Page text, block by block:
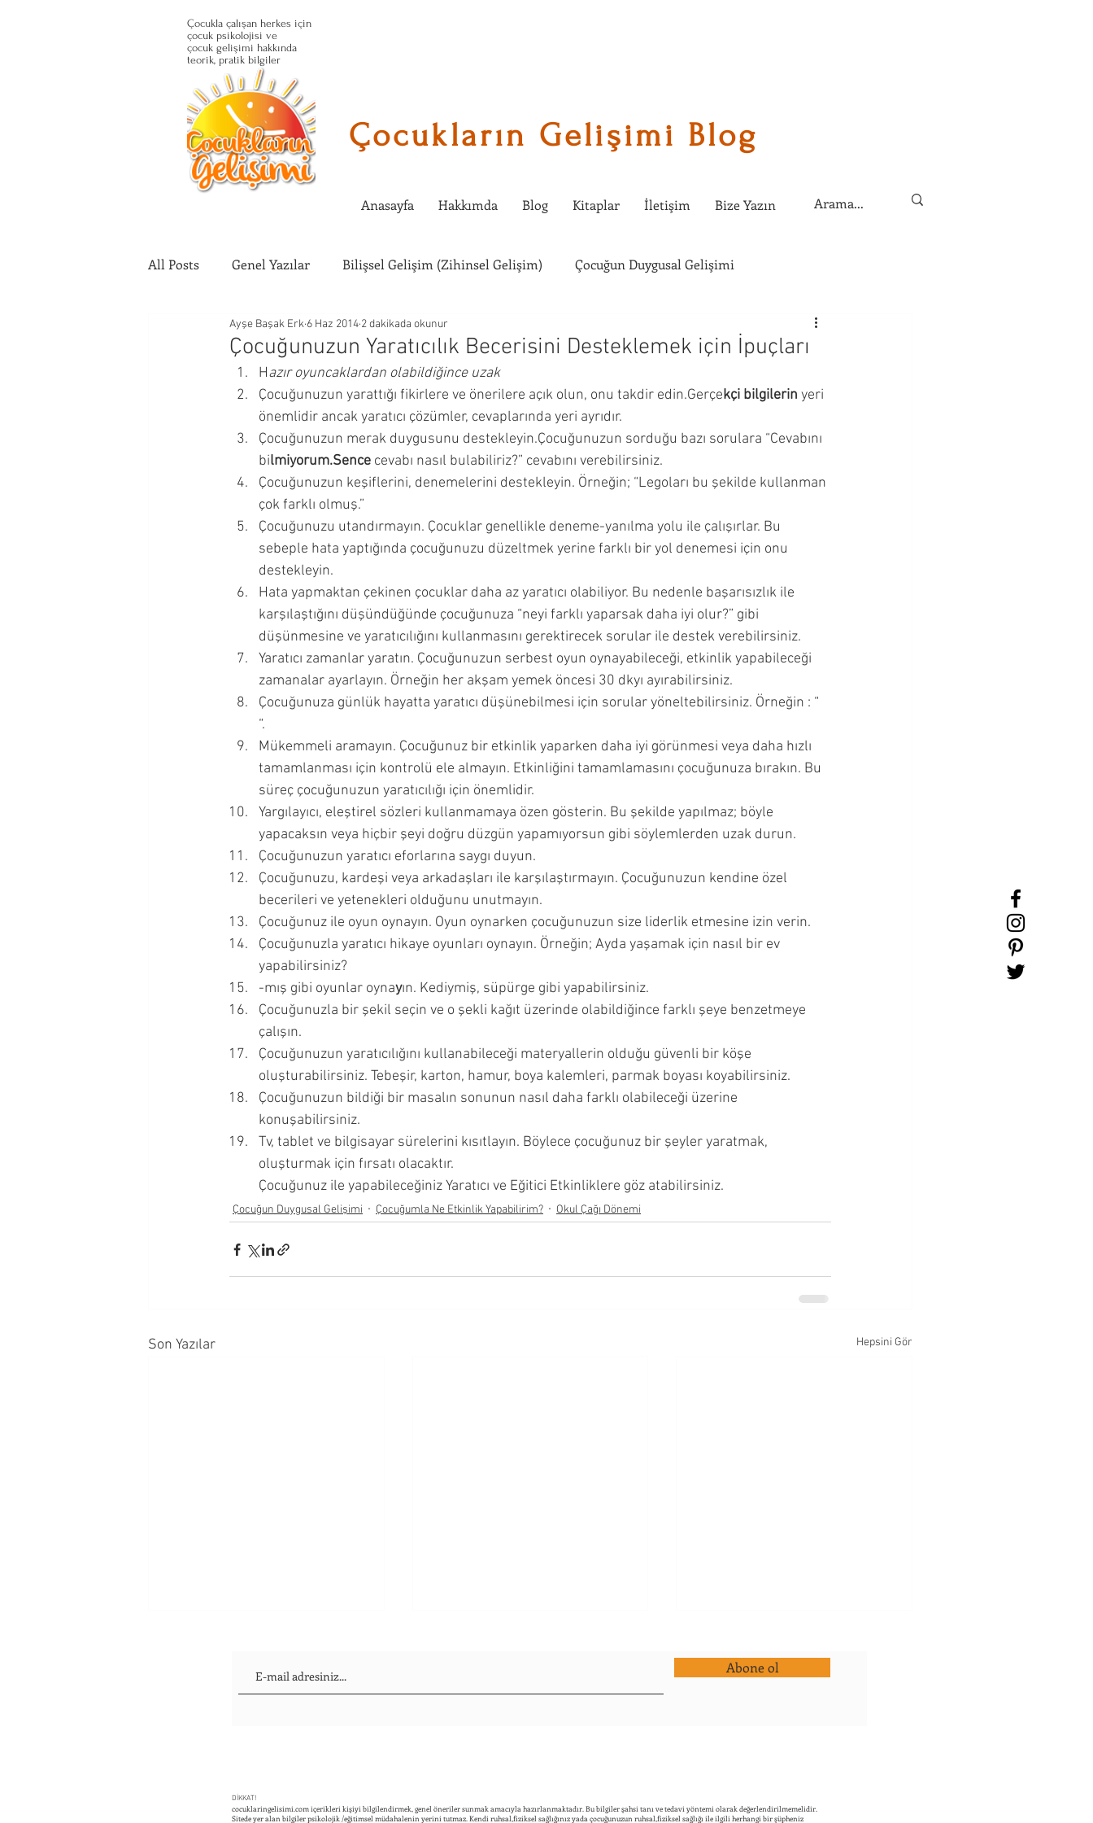
Çocukla çalışan herkes için
çocuk psikolojisi ve
çocuk gelişimi hakkında
teorik, pratik bilgiler
Çocukların Gelişimi Blog
Anasayfa Hakkımda Blog Kitaplar İletişim Bize Yazın
All Posts Genel Yazılar Bilişsel Gelişim (Zihinsel Gelişim) Çocuğun Duygusal Gelişimi
Çocuğun Fiziksel Gelişimi Çocuklarda Sosyal Gelişim Çocuğumla Ne Etkinlik Yapabilirim?
Okul Çağı Dönemi Okul Öncesi Dönemi Çocuğumla Nasıl Oyun Oynayabilirim? Bebeklik Dönemi
Çocuğumla İletişim Kurmak Çocuğuma Nasıl Davranmalıyım? Okuyucu Soruları ve Cevapları
Ergenlik Dönemi
Çocuğunuzun Yaratıcılık Becerisini Desteklemek için İpuçları
Ayşe Başak Erk 6 Haz 2014 2 dakikada okunur
Hazır oyuncaklardan olabildiğince uzak
Çocuğunuzun yarattığı fikirlere ve önerilere açık olun, onu takdir edin.Gerçekçi bilgilerin yeri
önemlidir ancak yaratıcı çözümler, cevaplarında yeri ayrıdır.
Çocuğunuzun merak duygusunu destekleyin.Çocuğunuzun sorduğu bazı sorulara “Cevabını
bilmiyorum.Sence cevabı nasıl bulabiliriz?” cevabını verebilirsiniz.
Çocuğunuzun keşiflerini, denemelerini destekleyin. Örneğin; “Legoları bu şekilde kullanman
çok farklı olmuş.”
Çocuğunuzu utandırmayın. Çocuklar genellikle deneme-yanılma yolu ile çalışırlar. Bu
sebeple hata yaptığında çocuğunuzu düzeltmek yerine farklı bir yol denemesi için onu
destekleyin.
Hata yapmaktan çekinen çocuklar daha az yaratıcı olabiliyor. Bu nedenle başarısızlık ile
karşılaştığını düşündüğünde çocuğunuza “neyi farklı yaparsak daha iyi olur?” gibi
düşünmesine ve yaratıcılığını kullanmasını gerektirecek sorular ile destek verebilirsiniz.
Yaratıcı zamanlar yaratın. Çocuğunuzun serbest oyun oynayabileceği, etkinlik yapabileceği
zamanalar ayarlayın. Örneğin her akşam yemek öncesi 30 dkyı ayırabilirsiniz.
Çocuğunuza günlük hayatta yaratıcı düşünebilmesi için sorular yöneltebilirsiniz. Örneğin : “
“.
Mükemmeli aramayın. Çocuğunuz bir etkinlik yaparken daha iyi görünmesi veya daha hızlı
tamamlanması için kontrolü ele almayın. Etkinliğini tamamlamasını çocuğunuza bırakın. Bu
süreç çocuğunuzun yaratıcılığı için önemlidir.
Yargılayıcı, eleştirel sözleri kullanmamaya özen gösterin. Bu şekilde yapılmaz; böyle
yapacaksın veya hiçbir şeyi doğru düzgün yapamıyorsun gibi söylemlerden uzak durun.
Çocuğunuzun yaratıcı eforlarına saygı duyun.
Çocuğunuzu, kardeşi veya arkadaşları ile karşılaştırmayın. Çocuğunuzun kendine özel
becerileri ve yetenekleri olduğunu unutmayın.
Çocuğunuz ile oyun oynayın. Oyun oynarken çocuğunuzun size liderlik etmesine izin verin.
Çocuğunuzla yaratıcı hikaye oyunları oynayın. Örneğin; Ayda yaşamak için nasıl bir ev
yapabilirsiniz?
-mış gibi oyunlar oynayın. Kediymiş, süpürge gibi yapabilirsiniz.
Çocuğunuzla bir şekil seçin ve o şekli kağıt üzerinde olabildiğince farklı şeye benzetmeye
çalışın.
Çocuğunuzun yaratıcılığını kullanabileceği materyallerin olduğu güvenli bir köşe
oluşturabilirsiniz. Tebeşir, karton, hamur, boya kalemleri, parmak boyası koyabilirsiniz.
Çocuğunuzun bildiği bir masalın sonunun nasıl daha farklı olabileceği üzerine
konuşabilirsiniz.
Tv, tablet ve bilgisayar sürelerini kısıtlayın. Böylece çocuğunuz bir şeyler yaratmak,
oluşturmak için fırsatı olacaktır.
Çocuğunuz ile yapabileceğiniz Yaratıcı ve Eğitici Etkinliklere göz atabilirsiniz.
Çocuğun Duygusal Gelişimi Çocuğumla Ne Etkinlik Yapabilirim? Okul Çağı Dönemi
Son Yazılar Hepsini Gör
Ebeveynlerin Çocukların
Önerileri
Abone ol
DİKKAT!
cocuklaringelisimi.com içerikleri kişiyi bilgilendirmek, genel öneriler sunmak amacıyla hazırlanmaktadır. Bu bilgiler şahsi tanı ve tedavi yöntemi olarak değerlendirilmemelidir.
Sitede yer alan bilgiler psikolojik /eğitimsel müdahalenin yerini tutmaz. Kendi ruhsal,fiziksel sağlığınız yada çocuğunuzun ruhsal,fiziksel sağlığı ile ilgili herhangi bir şüpheniz